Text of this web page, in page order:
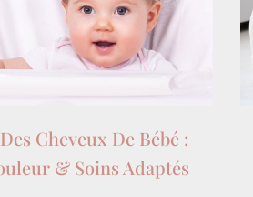
Cheveux De Bébé :
& Soins Adaptés